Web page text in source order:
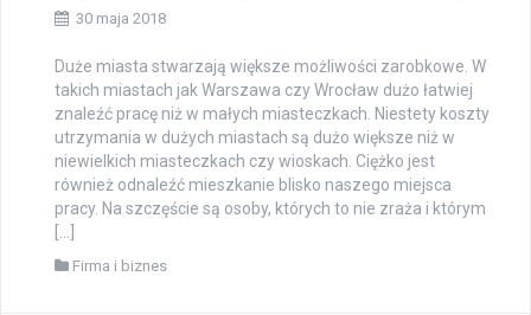
30 maja 2018
Duże miasta stwarzają większe możliwości zarobkowe. W
takich miastach jak Warszawa czy Wrocław dużo łatwiej
znaleźć pracę niż w małych miasteczkach. Niestety koszty
utrzymania w dużych miastach są dużo większe niż w
niewielkich miasteczkach czy wioskach. Ciężko jest
również odnaleźć mieszkanie blisko naszego miejsca
pracy. Na szczęście są osoby, których to nie zraża i którym
[…]
Firma i biznes